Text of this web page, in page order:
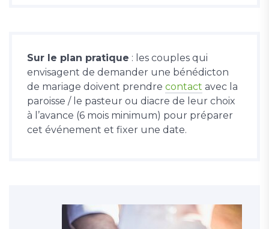
Sur le plan pratique : les couples qui
envisagent de demander une bénédicton
de mariage doivent prendre contact avec la
paroisse / le pasteur ou diacre de leur choix
à l’avance (6 mois minimum) pour préparer
cet événement et fixer une date.